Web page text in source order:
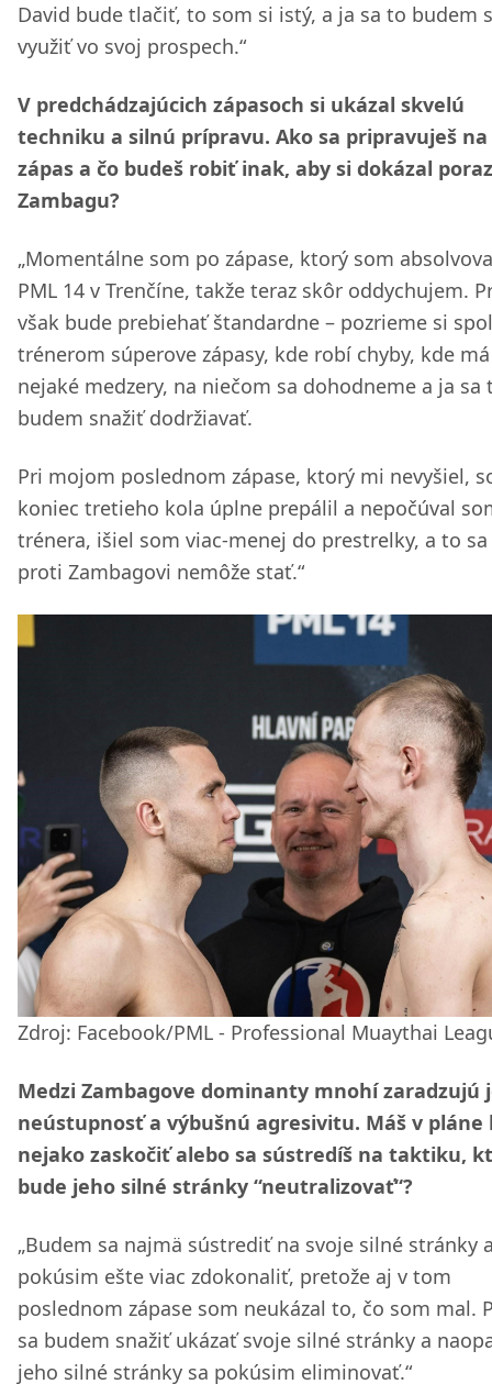
David bude tlačiť, to som si istý, a ja sa to budem
využiť vo svoj prospech.“
V predchádzajúcich zápasoch si ukázal skvelú
techniku a silnú prípravu. Ako sa pripravuješ
zápas a čo budeš robiť inak, aby si dokázal
Zambagu?
„Momentálne som po zápase, ktorý som
PML 14 v Trenčíne, takže teraz skôr oddychujem.
však bude prebiehať štandardne – pozrieme si
trénerom súperove zápasy, kde robí chyby, kde má
nejaké medzery, na niečom sa dohodneme a ja sa
budem snažiť dodržiavať.
Pri mojom poslednom zápase, ktorý mi nevyšiel,
koniec tretieho kola úplne prepálil a nepočúval
trénera, išiel som viac-menej do prestrelky, a to
proti Zambagovi nemôže stať.“
Zdroj: Facebook/PML - Professional Muaythai
Medzi Zambagove dominanty mnohí zaradzujú
neústupnosť a výbušnú agresivitu. Máš v pláne
nejako zaskočiť alebo sa sústredíš na taktiku,
bude jeho silné stránky “neutralizovať“?
„Budem sa najmä sústrediť na svoje silné stránky
pokúsim ešte viac zdokonaliť, pretože aj v tom
poslednom zápase som neukázal to, čo som mal.
sa budem snažiť ukázať svoje silné stránky a
jeho silné stránky sa pokúsim eliminovať.“